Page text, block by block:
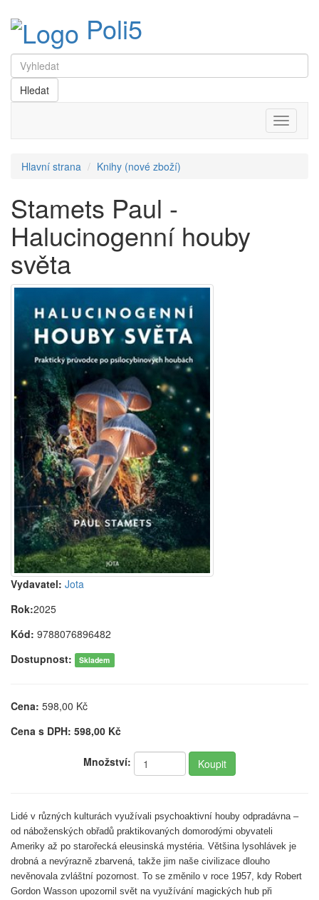
Poli5
Menu
Hlavní strana Knihy (nové zboží)
Stamets Paul -
Halucinogenní houby
světa
Vydavatel: Jota
Rok:2025
Kód: 9788076896482
Dostupnost:
Skladem
Cena: 598,00 Kč
Cena s DPH: 598,00 Kč
Množství:
Lidé v různých kulturách využívali psychoaktivní houby odpradávna –
od náboženských obřadů praktikovaných domorodými obyvateli
Ameriky až po starořecká eleusinská mystéria. Většina lysohlávek je
drobná a nevýrazně zbarvená, takže jim naše civilizace dlouho
nevěnovala zvláštní pozornost. To se změnilo v roce 1957, kdy Robert
Gordon Wasson upozornil svět na využívání magických hub při